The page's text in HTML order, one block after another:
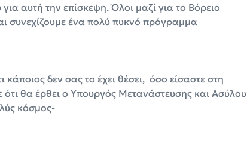
αυτή την επίσκεψη. Όλοι μαζί για το Βόρειο
συνεχίζουμε ένα πολύ πυκνό πρόγραμμα
δεν σας το έχει θέσει, όσο είσαστε στη
θα έρθει ο Υπουργός Μετανάστευσης και Ασύλου
κόσμος-